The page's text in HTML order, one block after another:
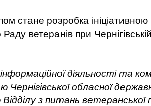
стане розробка
ветеранів при
діяльності та
Чернігівської обласної
з питань ветеранської